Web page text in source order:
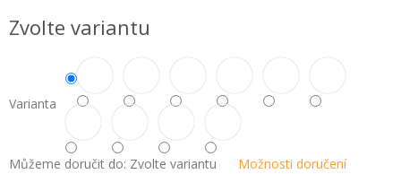
cena:
Zvolte variantu
Varianta
Můžeme doručit do: Zvolte variantu Možnosti doručení